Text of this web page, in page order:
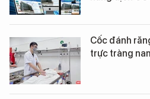
Cốc đánh
trực tràng